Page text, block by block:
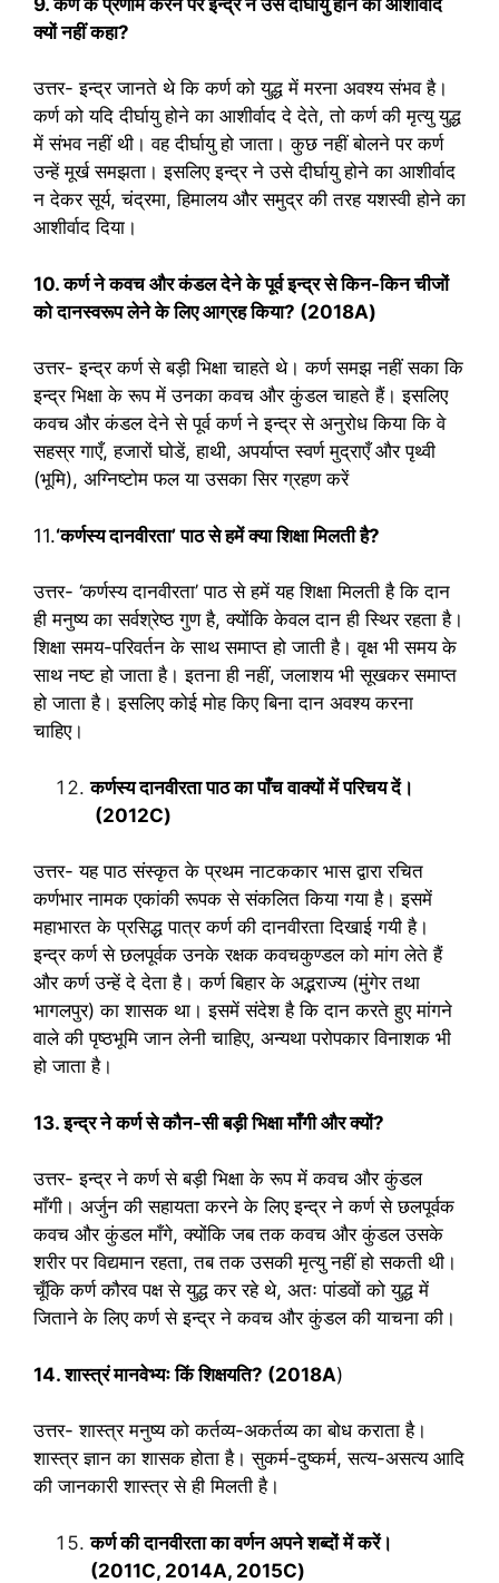
क्यों नहीं कहा?
उत्तर- इन्द्र जानते थे कि कर्ण को युद्ध में मरना अवश्य संभव है।
कर्ण को यदि दीर्घायु होने का आशीर्वाद दे देते, तो कर्ण की मृत्यु युद्ध
में संभव नहीं थी। वह दीर्घायु हो जाता। कुछ नहीं बोलने पर कर्ण
उन्हें मूर्ख समझता। इसलिए इन्द्र ने उसे दीर्घायु होने का आशीर्वाद
न देकर सूर्य, चंद्रमा, हिमालय और समुद्र की तरह यशस्वी होने का
आशीर्वाद दिया।
10. कर्ण ने कवच और कंडल देने के पूर्व इन्द्र से किन-किन चीजों
को दानस्वरूप लेने के लिए आग्रह किया? (2018A)
उत्तर- इन्द्र कर्ण से बड़ी भिक्षा चाहते थे। कर्ण समझ नहीं सका कि
इन्द्र भिक्षा के रूप में उनका कवच और कुंडल चाहते हैं। इसलिए
कवच और कंडल देने से पूर्व कर्ण ने इन्द्र से अनुरोध किया कि वे
सहस्र गाएँ, हजारों घोडें, हाथी, अपर्याप्त स्वर्ण मुद्राएँ और पृथ्वी
(भूमि), अग्निष्टोम फल या उसका सिर ग्रहण करें
11.‘कर्णस्य दानवीरता’ पाठ से हमें क्या शिक्षा मिलती है?
उत्तर- ‘कर्णस्य दानवीरता’ पाठ से हमें यह शिक्षा मिलती है कि दान
ही मनुष्य का सर्वश्रेष्ठ गुण है, क्योंकि केवल दान ही स्थिर रहता है।
शिक्षा समय-परिवर्तन के साथ समाप्त हो जाती है। वृक्ष भी समय के
साथ नष्ट हो जाता है। इतना ही नहीं, जलाशय भी सूखकर समाप्त
हो जाता है। इसलिए कोई मोह किए बिना दान अवश्य करना
चाहिए।
कर्णस्य दानवीरता पाठ का पाँच वाक्यों में परिचय दें।
(2012C)
उत्तर- यह पाठ संस्कृत के प्रथम नाटककार भास द्वारा रचित
कर्णभार नामक एकांकी रूपक से संकलित किया गया है। इसमें
महाभारत के प्रसिद्ध पात्र कर्ण की दानवीरता दिखाई गयी है।
इन्द्र कर्ण से छलपूर्वक उनके रक्षक कवचकुण्डल को मांग लेते हैं
और कर्ण उन्हें दे देता है। कर्ण बिहार के अद्भराज्य (मुंगेर तथा
भागलपुर) का शासक था। इसमें संदेश है कि दान करते हुए मांगने
वाले की पृष्ठभूमि जान लेनी चाहिए, अन्यथा परोपकार विनाशक भी
हो जाता है।
13. इन्द्र ने कर्ण से कौन-सी बड़ी भिक्षा माँगी और क्यों?
उत्तर- इन्द्र ने कर्ण से बड़ी भिक्षा के रूप में कवच और कुंडल
माँगी। अर्जुन की सहायता करने के लिए इन्द्र ने कर्ण से छलपूर्वक
कवच और कुंडल माँगे, क्योंकि जब तक कवच और कुंडल उसके
शरीर पर विद्यमान रहता, तब तक उसकी मृत्यु नहीं हो सकती थी।
चूँकि कर्ण कौरव पक्ष से युद्ध कर रहे थे, अतः पांडवों को युद्ध में
जिताने के लिए कर्ण से इन्द्र ने कवच और कुंडल की याचना की।
14. शास्त्रं मानवेभ्यः किं शिक्षयति? (2018A)
उत्तर- शास्त्र मनुष्य को कर्तव्य-अकर्तव्य का बोध कराता है।
शास्त्र ज्ञान का शासक होता है। सुकर्म-दुष्कर्म, सत्य-असत्य आदि
की जानकारी शास्त्र से ही मिलती है।
कर्ण की दानवीरता का वर्णन अपने शब्दों में करें।
(2011C, 2014A, 2015C)